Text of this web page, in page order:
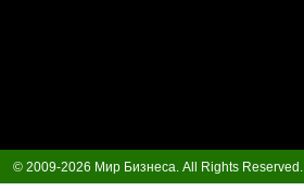
© 2009-2026 Мир Бизнеса. All Rights Reserved.